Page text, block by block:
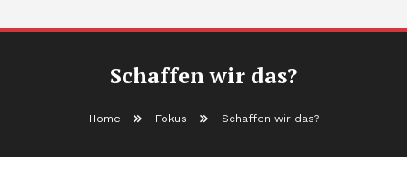
Schaffen wir das?
Home Fokus Schaffen wir das?